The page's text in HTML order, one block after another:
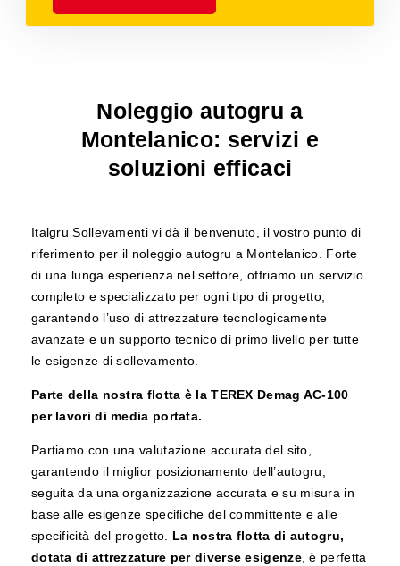
Noleggio autogru a
Montelanico: servizi e
soluzioni efficaci
Italgru Sollevamenti vi dà il benvenuto, il vostro punto di
riferimento per il noleggio autogru a Montelanico. Forte
di una lunga esperienza nel settore, offriamo un servizio
completo e specializzato per ogni tipo di progetto,
garantendo l’uso di attrezzature tecnologicamente
avanzate e un supporto tecnico di primo livello per tutte
le esigenze di sollevamento.
Parte della nostra flotta è la TEREX Demag AC-100
per lavori di media portata.
Partiamo con una valutazione accurata del sito,
garantendo il miglior posizionamento dell’autogru,
seguita da una organizzazione accurata e su misura in
base alle esigenze specifiche del committente e alle
specificità del progetto. La nostra flotta di autogru,
dotata di attrezzature per diverse esigenze, è perfetta